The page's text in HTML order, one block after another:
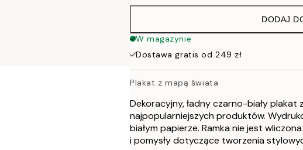
DODAJ
W magazynie
Dostawa gratis od 249 zł
Plakat z mapą świata
Dekoracyjny, ładny czarno-biały
najpopularniejszych produktów.
białym papierze. Ramka nie jest
i pomysły dotyczące tworzenia